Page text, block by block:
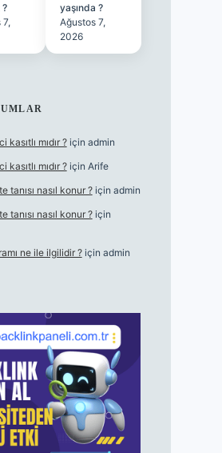
7,
yaşında ?
Ağustos 7,
2026
kasıtlı mıdır ?için admin
kasıtlı mıdır ?için Arife
tanısı nasıl konur ?için admin
tanısı nasıl konur ?için
ne ile ilgilidir ?için admin